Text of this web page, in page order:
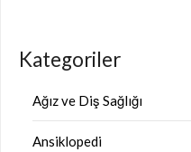
Kategoriler
Ağız ve Diş Sağlığı
Ansiklopedi